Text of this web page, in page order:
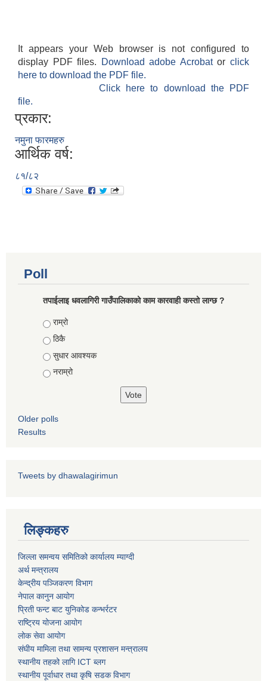
कृषि शाखाIt appears your Web browser is not configured to
display PDF files.
Download adobe Acrobatorclick
here to download the PDF file.
Click here to download the PDF
file.
प्रकार:
नमुना फारमहरु
आर्थिक वर्ष:
८१/८२
Poll
तपाईलाइ धवलागिरी गाउँपालिकाको काम कारवाही कस्तो लाग्छ ?
Choices
राम्रो
ठिकै
सुधार आवश्यक
नराम्रो
Older polls
Results
Tweets by dhawalagirimun
लिङ्कहरु
जिल्ला समन्वय समितिको कार्यालय म्याग्दी
अर्थ मन्त्रालय
केन्द्रीय पञ्जिकरण विभाग
नेपाल कानुन आयोग
प्रिती फन्ट बाट युनिकोड कन्भर्रटर
राष्ट्रिय योजना आयोग
लोक सेवा आयोग
संघीय मामिला तथा सामन्य प्रशासन मन्त्रालय
स्थानीय तहको लागि ICT ब्लग
स्थानीय पूर्वाधार तथा कृषि सडक विभाग